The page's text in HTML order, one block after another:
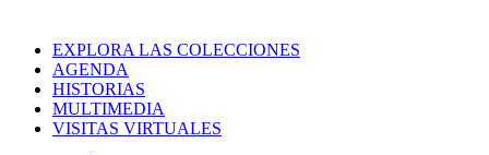
EXPLORA LAS COLECCIONES
AGENDA
HISTORIAS
MULTIMEDIA
VISITAS VIRTUALES